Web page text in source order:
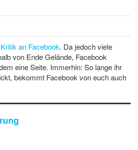
an Facebook. Da jedoch viele
von Ende Gelände, Facebook
eine Seite. Immerhin: So lange ihr
bekommt Facebook von euch auch